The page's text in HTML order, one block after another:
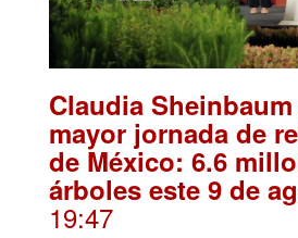
Claudia
mayor jornada de
de México: 6.6
árboles este 9 de
19:47